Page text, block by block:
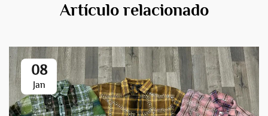
Artículo relacionado
08
Jan